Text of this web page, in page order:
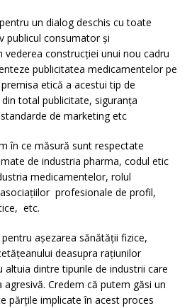
un dialog deschis cu toate
publicul consumator și
construcției unui nou cadru
publicitatea medicamentelor pe
etică a acestui tip de
total publicitate, siguranța
de marketing etc
în ce măsură sunt respectate
de industria pharma, codul etic
medicamentelor, rolul
profesionale de profil,
etc.
așezarea sănătății fizice,
deasupra rațiunilor
altuia dintre tipurile de industrii care
Credem că putem găsi un
părțile implicate în acest proces